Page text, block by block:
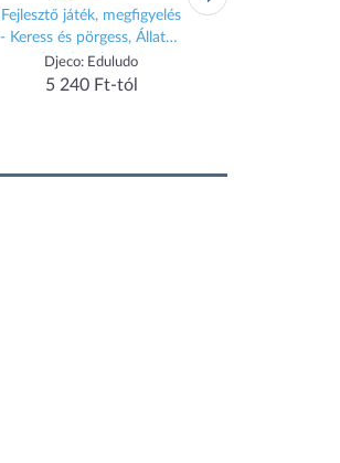
Fejlesztő játék, megfigyelés
- Keress és pörgess, Állatok
- Eduludo Obs Animo
Djeco: Eduludo
5 240 Ft-tól
Fejlesztő játék,